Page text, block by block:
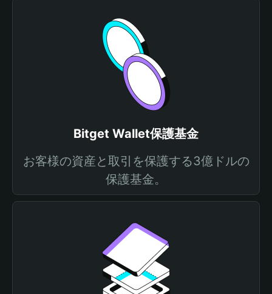
Bitget Wallet保護基金
お客様の資産と取引を保護する3億ドルの
保護基金。